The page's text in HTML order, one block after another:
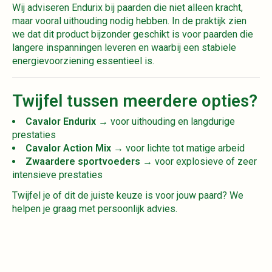
Wij adviseren Endurix bij paarden die niet alleen kracht,
maar vooral uithouding nodig hebben. In de praktijk zien
we dat dit product bijzonder geschikt is voor paarden die
langere inspanningen leveren en waarbij een stabiele
energievoorziening essentieel is.
Twijfel tussen meerdere opties?
Cavalor Endurix → voor uithouding en langdurige
prestaties
Cavalor Action Mix → voor lichte tot matige arbeid
Zwaardere sportvoeders → voor explosieve of zeer
intensieve prestaties
Twijfel je of dit de juiste keuze is voor jouw paard? We
helpen je graag met persoonlijk advies.